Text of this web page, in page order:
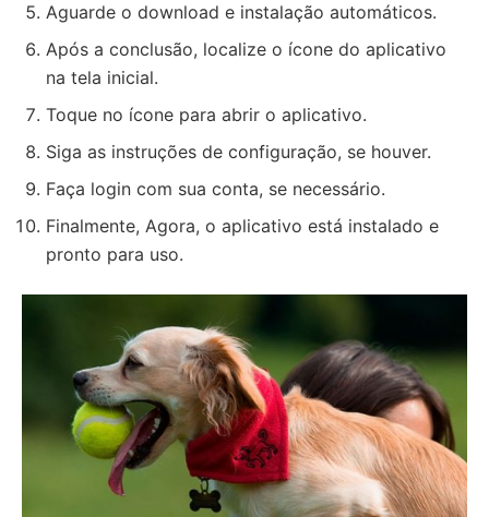
Aguarde o download e instalação automáticos.
Após a conclusão, localize o ícone do aplicativo
na tela inicial.
Toque no ícone para abrir o aplicativo.
Siga as instruções de configuração, se houver.
Faça login com sua conta, se necessário.
Finalmente, Agora, o aplicativo está instalado e
pronto para uso.